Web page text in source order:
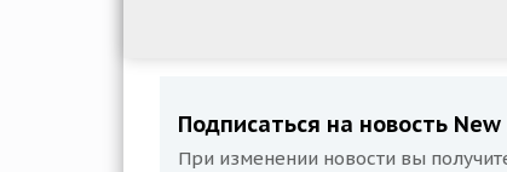
Подписаться на новость
При изменении новости вы